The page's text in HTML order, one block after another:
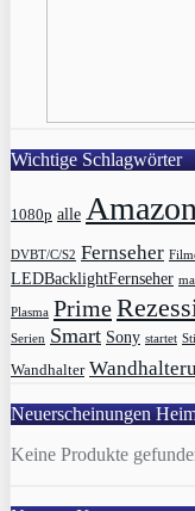
Wichtige Schlagwörter
1080p alle Amazon
DVBT/C/S2 Fernseher
LEDBacklightFernseher
Plasma Prime
Serien Smart Sony startet
Wandhalter
Neuerscheinungen
Keine Produkte